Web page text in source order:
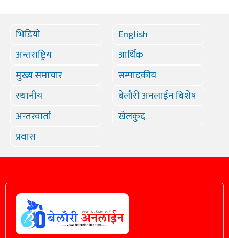
भिडियो
English
अन्तराष्ट्रिय
आर्थिक
मुख्य समाचार
सम्पादकीय
स्थानीय
बेलौरी अनलाईन बिशेष
अन्तरवार्ता
खेलकुद
प्रवास